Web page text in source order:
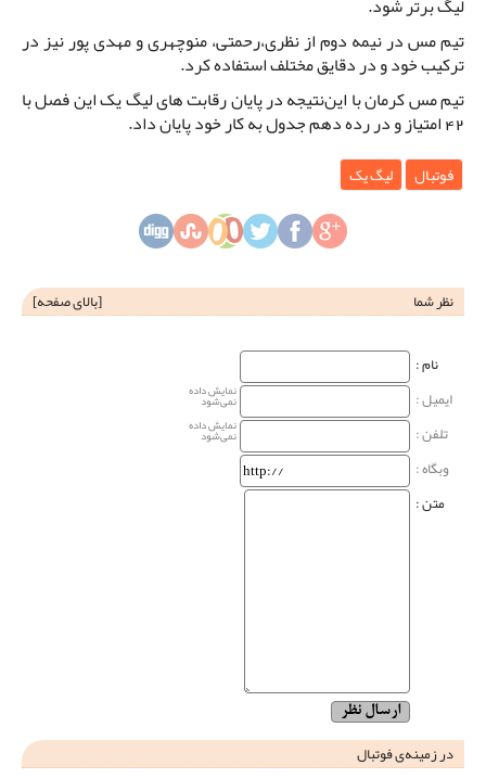
تیم مس در نیمه دوم از نظری،رحمتی، منوچهری و مهدی پور نیز در
ترکیب خود و در دقایق مختلف استفاده کرد.
تیم مس کرمان با این‌نتیجه در پایان رقابت های لیگ یک این فصل با
42 امتیاز و در رده دهم جدول به کار خود پایان داد.
فوتبال لیگ یک
نظر شما [بالای صفحه]
نام‌ :
ایمیل :
نمایش داده
نمی‌شود
تلفن : نمایش داده
نمی‌شود
وبگاه‌ :
متن :
در زمینه‌ی فوتبال